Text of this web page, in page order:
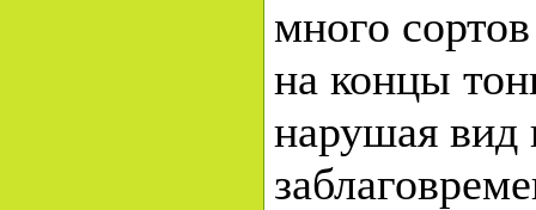
много
на концы
нарушая